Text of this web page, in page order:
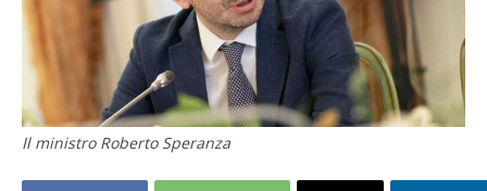
Il ministro Roberto Speranza